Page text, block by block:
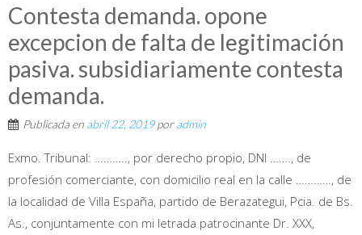
Contesta demanda. opone
excepcion de falta de legitimación
pasiva. subsidiariamente contesta
demanda.
Publicada en abril 22, 2019poradmin
Exmo. Tribunal: ……….., por derecho propio, DNI ……., de
profesión comerciante, con domicilio real en la calle …………, de
la localidad de Villa España, partido de Berazategui, Pcia. de Bs.
As., conjuntamente con mi letrada patrocinante Dr. XXX,